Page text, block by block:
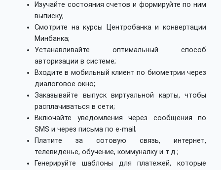
Изучайте состояния счетов и формируйте по ним
выписку;
Смотрите на курсы Центробанка и конвертации
Минбанка;
Устанавливайте оптимальный способ
авторизации в системе;
Входите в мобильный клиент по биометрии через
диалоговое окно;
Заказывайте выпуск виртуальной карты, чтобы
расплачиваться в сети;
Включайте уведомления через сообщения по
SMS и через письма по e-mail;
Платите за сотовую связь, интернет,
телевиденье, обучение, коммуналку и т.д.;
Генерируйте шаблоны для платежей, которые